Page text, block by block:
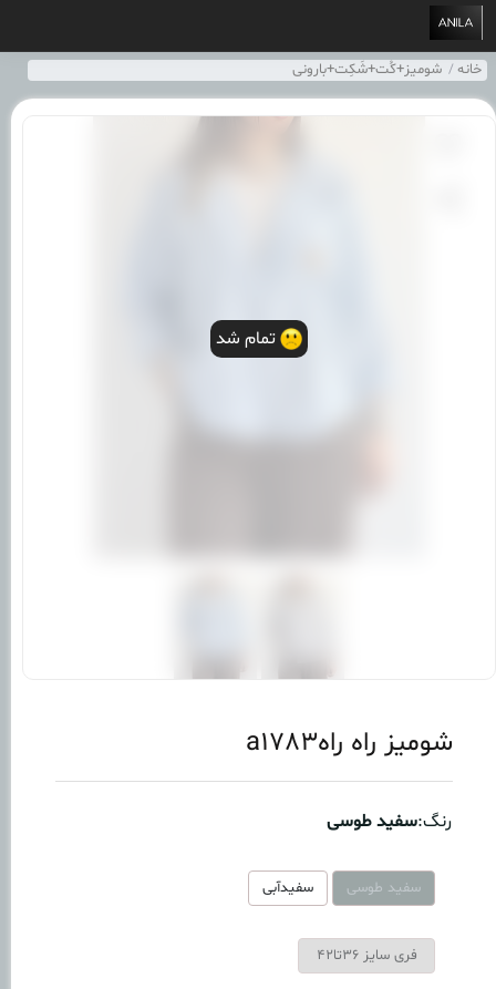
خانه شومیز+کُت+شَکِت+بارونی
تمام شد
شومیز راه راهa1783
رنگ:سفید طوسی
سفید طوسی سفیدآبی
فری سایز 36تا42